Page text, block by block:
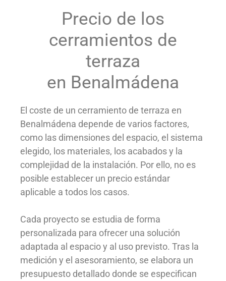
Precio de los
cerramientos de
terraza
en Benalmádena
El coste de un cerramiento de terraza en
Benalmádena depende de varios factores,
como las dimensiones del espacio, el sistema
elegido, los materiales, los acabados y la
complejidad de la instalación. Por ello, no es
posible establecer un precio estándar
aplicable a todos los casos.
Cada proyecto se estudia de forma
personalizada para ofrecer una solución
adaptada al espacio y al uso previsto. Tras la
medición y el asesoramiento, se elabora un
presupuesto detallado donde se especifican